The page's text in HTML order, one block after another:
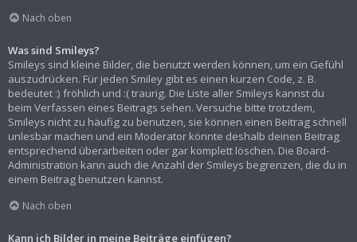
Nach oben
Was sind Smileys?
Smileys sind kleine Bilder, die benutzt werden können, um ein Gefühl
auszudrücken. Für jeden Smiley gibt es einen kurzen Code, z. B.
bedeutet :) fröhlich und :( traurig. Die Liste aller Smileys kannst du
beim Verfassen eines Beitrags sehen. Versuche bitte trotzdem,
Smileys nicht zu häufig zu benutzen, sie können einen Beitrag schnell
unlesbar machen und ein Moderator könnte deshalb deinen Beitrag
entsprechend überarbeiten oder gar komplett löschen. Die Board-
Administration kann auch die Anzahl der Smileys begrenzen, die du in
einem Beitrag benutzen kannst.
Nach oben
Kann ich Bilder in meine Beiträge einfügen?